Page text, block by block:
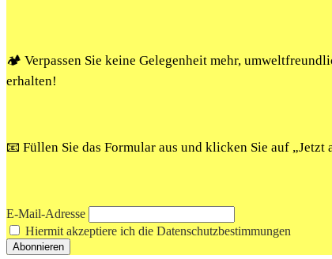
🏕️ Verpassen Sie keine Gelegenheit mehr,
erhalten!
📧 Füllen Sie das Formular aus und klicken Sie auf
E-Mail-Adresse
Hiermit akzeptiere ich die Datenschutzbestimmungen